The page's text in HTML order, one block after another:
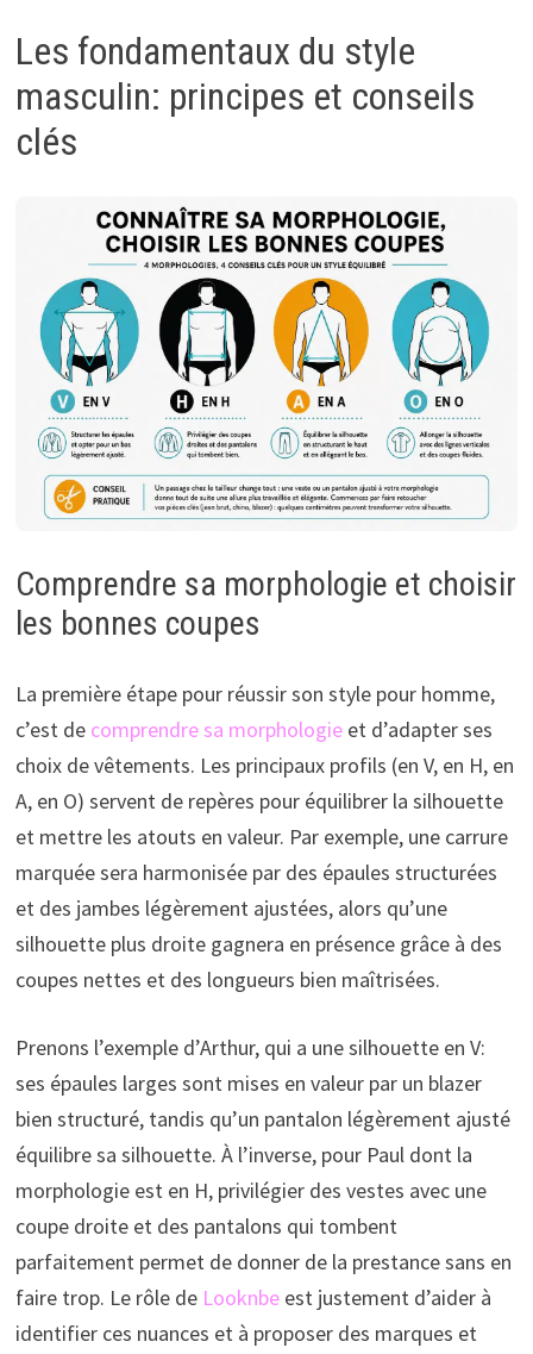
Les fondamentaux du style
masculin: principes et conseils
clés
Comprendre sa morphologie et choisir
les bonnes coupes
La première étape pour réussir son style pour homme,
c’est de comprendre sa morphologieet d’adapter ses
choix de vêtements. Les principaux profils (en V, en H, en
A, en O) servent de repères pour équilibrer la silhouette
et mettre les atouts en valeur. Par exemple, une carrure
marquée sera harmonisée par des épaules structurées
et des jambes légèrement ajustées, alors qu’une
silhouette plus droite gagnera en présence grâce à des
coupes nettes et des longueurs bien maîtrisées.
Prenons l’exemple d’Arthur, qui a une silhouette en V:
ses épaules larges sont mises en valeur par un blazer
bien structuré, tandis qu’un pantalon légèrement ajusté
équilibre sa silhouette. À l’inverse, pour Paul dont la
morphologie est en H, privilégier des vestes avec une
coupe droite et des pantalons qui tombent
parfaitement permet de donner de la prestance sans en
faire trop. Le rôle de Looknbeest justement d’aider à
identifier ces nuances et à proposer des marques et